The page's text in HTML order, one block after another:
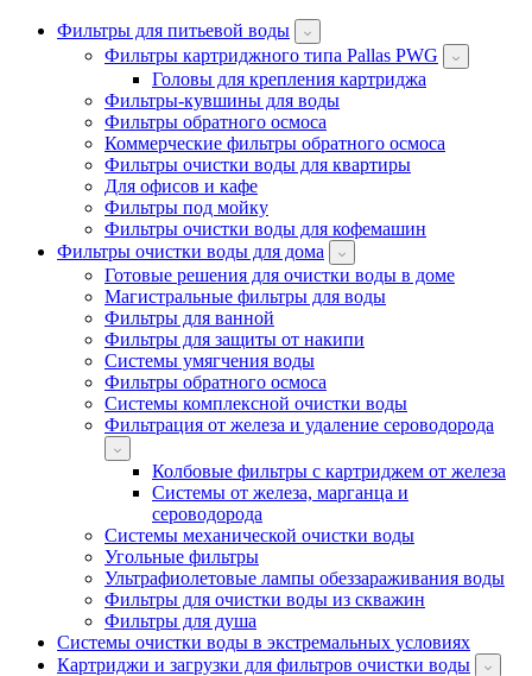
Фильтры для питьевой воды
Фильтры картриджного типа Pallas PWG
Головы для крепления картриджа
Фильтры-кувшины для воды
Фильтры обратного осмоса
Коммерческие фильтры обратного осмоса
Фильтры очистки воды для квартиры
Для офисов и кафе
Фильтры под мойку
Фильтры очистки воды для кофемашин
Фильтры очистки воды для дома
Готовые решения для очистки воды в доме
Магистральные фильтры для воды
Фильтры для ванной
Фильтры для защиты от накипи
Системы умягчения воды
Фильтры обратного осмоса
Системы комплексной очистки воды
Фильтрация от железа и удаление сероводорода
Колбовые фильтры с картриджем от железа
Системы от железа, марганца и
сероводорода
Системы механической очистки воды
Угольные фильтры
Ультрафиолетовые лампы обеззараживания воды
Фильтры для очистки воды из скважин
Фильтры для душа
Системы очистки воды в экстремальных условиях
Картриджи и загрузки для фильтров очистки воды